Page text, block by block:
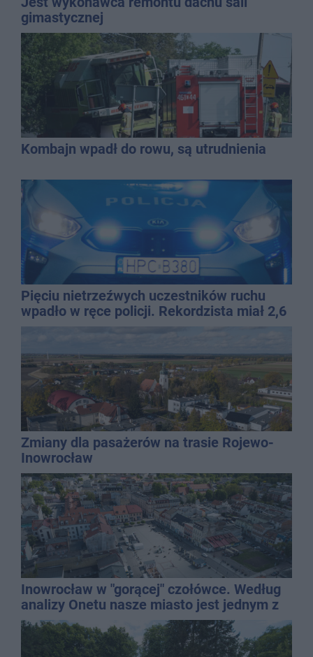
gimastycznej
Kombajn wpadł do rowu, są utrudnienia
Pięciu nietrzeźwych uczestników ruchu
wpadło w ręce policji. Rekordzista miał 2,6
promila
Zmiany dla pasażerów na trasie Rojewo-
Inowrocław
Inowrocław w "gorącej" czołówce. Według
analizy Onetu nasze miasto jest jednym z
najbardziej narażonych na upały